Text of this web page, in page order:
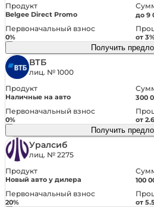
Блокировка замков задних
Защита от угона
Сигнализация
Комфорт
Адаптивный круиз-контроль
Электроскладывание зеркал
Система автоматической
Продукт
Belgee Direct Promo до 9
Первоначальный взнос
0% от
Получить
ВТБ
лиц. № 1000
Продукт
Наличные на авто 300
Первоначальный взнос
0% от
Получить
Уралсиб
лиц. № 2275
Продукт
Новый авто у дилера 100
Первоначальный взнос
20% от